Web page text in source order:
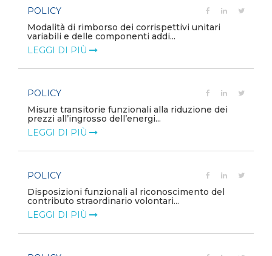
POLICY
Modalità di rimborso dei corrispettivi unitari
variabili e delle componenti addi...
LEGGI DI PIÙ
POLICY
Misure transitorie funzionali alla riduzione dei
prezzi all’ingrosso dell’energi...
LEGGI DI PIÙ
POLICY
Disposizioni funzionali al riconoscimento del
contributo straordinario volontari...
LEGGI DI PIÙ